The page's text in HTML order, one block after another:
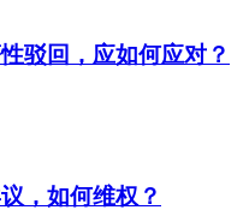
驳回，应如何应对？
，如何维权？